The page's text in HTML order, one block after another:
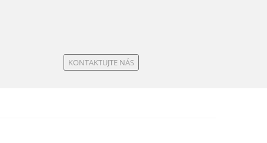
KONTAKTUJTE NÁS